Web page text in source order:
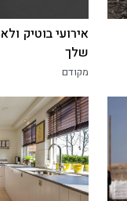
אירועי בוטיק
שלך
מקודם